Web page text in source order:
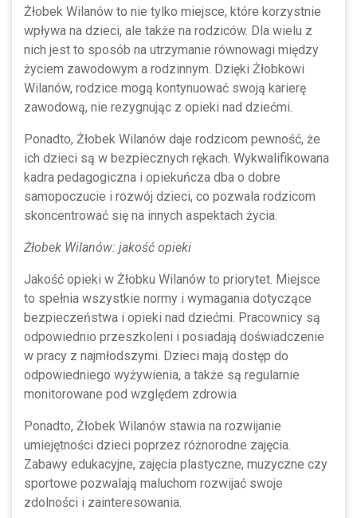
Żłobek Wilanów to nie tylko miejsce, które korzystnie
wpływa na dzieci, ale także na rodziców. Dla wielu z
nich jest to sposób na utrzymanie równowagi między
życiem zawodowym a rodzinnym. Dzięki Żłobkowi
Wilanów, rodzice mogą kontynuować swoją karierę
zawodową, nie rezygnując z opieki nad dziećmi.
Ponadto, Żłobek Wilanów daje rodzicom pewność, że
ich dzieci są w bezpiecznych rękach. Wykwalifikowana
kadra pedagogiczna i opiekuńcza dba o dobre
samopoczucie i rozwój dzieci, co pozwala rodzicom
skoncentrować się na innych aspektach życia.
Żłobek Wilanów: jakość opieki
Jakość opieki w Żłobku Wilanów to priorytet. Miejsce
to spełnia wszystkie normy i wymagania dotyczące
bezpieczeństwa i opieki nad dziećmi. Pracownicy są
odpowiednio przeszkoleni i posiadają doświadczenie
w pracy z najmłodszymi. Dzieci mają dostęp do
odpowiedniego wyżywienia, a także są regularnie
monitorowane pod względem zdrowia.
Ponadto, Żłobek Wilanów stawia na rozwijanie
umiejętności dzieci poprzez różnorodne zajęcia.
Zabawy edukacyjne, zajęcia plastyczne, muzyczne czy
sportowe pozwalają maluchom rozwijać swoje
zdolności i zainteresowania.